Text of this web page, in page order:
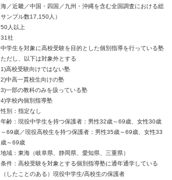
海／近畿／中国・四国／九州・沖縄を含む全国調査における総
サンプル数17,150人）
50人以上
31社
中学生を対象に高校受験を目的とした個別指導を行っている塾
ただし、以下は対象外とする
1)高校受験向けではない塾
2)中高一貫校生向けの塾
3)一部の教科のみを扱っている塾
4)学校内個別指導塾
性別：指定なし
年齢：現役中学生を持つ保護者：男性32歳～69歳、女性30歳
～69歳／現役高校生を持つ保護者：男性35歳～69歳、女性33
歳～69歳
地域：東海（岐阜県、静岡県、愛知県、三重県）
条件：高校受験を対象とする個別指導塾に通年通学している
（したことのある）現役中学生/高校生の保護者